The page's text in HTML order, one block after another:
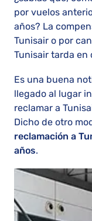
por vuelos
años? La
Tunisair o por
Tunisair tarda en
Es una buena
llegado al lugar
reclamar a
Dicho de otro
reclamación a
años.